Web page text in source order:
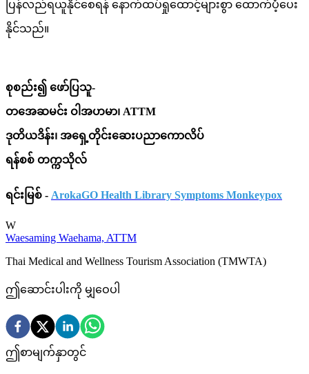
ပြန်လည်ရယူနိုင်စေရန် နောက်ထပ်ရှုထောင့်များစွာ ထောက်ပံ့ပေး
နိုင်သည်။
စုစည်း၍ ဖော်ပြသူ-
ဝာအေဆမင်း ဝါအဟမာ၊ ATTM
ဒုတိယဒိန်း၊ အရှေ့တိုင်းဆေးပညာကောလိပ်
ရန်စစ် တက္ကသိုလ်
ရင်းမြစ် - ArokaGO Health Library Symptoms Monkeypox
W
Waesaming Waehama, ATTM
Thai Medical and Wellness Tourism Association (TMWTA)
ဤဆောင်းပါးကို မျှဝေပါ
ဤစာမျက်နှာတွင်